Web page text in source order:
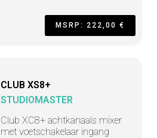
MSRP: 222,00 €
CLUB XS8+
STUDIOMASTER
Club XC8+ achtkanaals mixer
met voetschakelaar ingang